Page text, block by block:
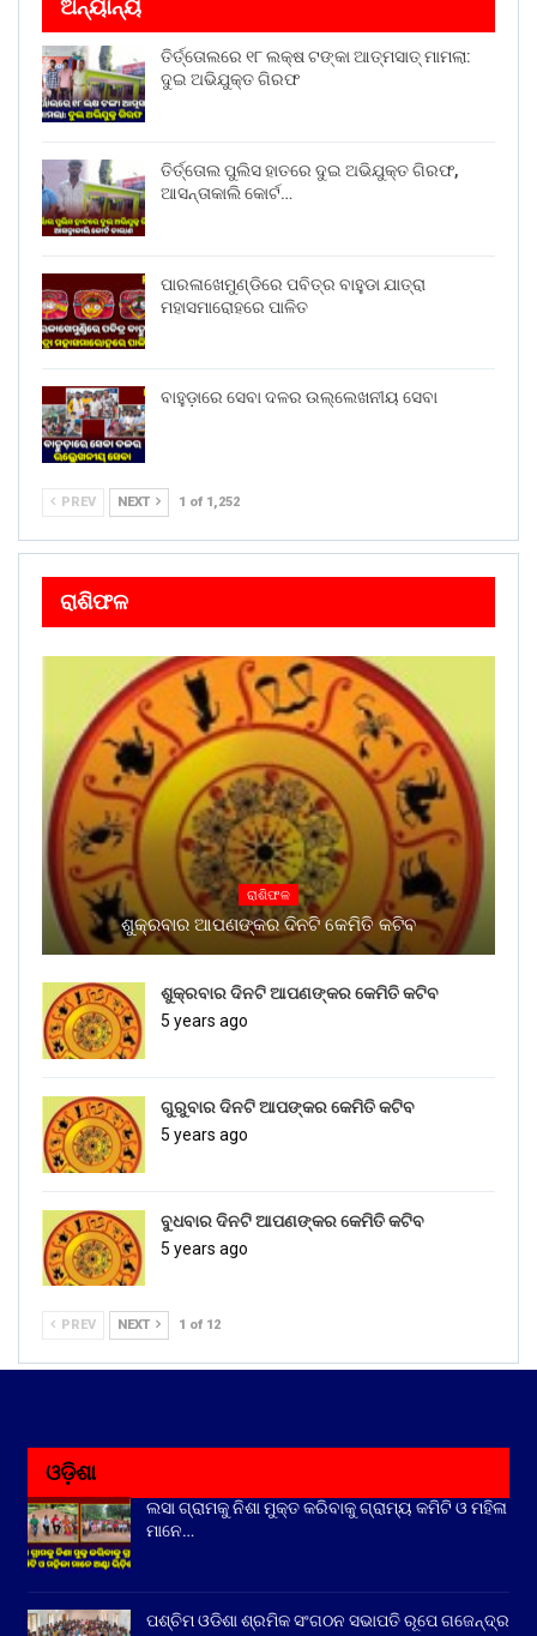
ଅନ୍ୟାନ୍ୟ
ତିର୍ତ୍ତୋଲରେ ୧୮ ଲକ୍ଷ ଟଙ୍କା ଆତ୍ମସାତ୍ ମାମଲା:
ଦୁଇ ଅଭିଯୁକ୍ତ ଗିରଫ
ତିର୍ତ୍ତୋଲ ପୁଲିସ ହାତରେ ଦୁଇ ଅଭିଯୁକ୍ତ ଗିରଫ,
ଆସନ୍ତାକାଲି କୋର୍ଟ…
ପାରଳାଖେମୁଣ୍ଡିରେ ପବିତ୍ର ବାହୁଡା ଯାତ୍ରା
ମହାସମାରୋହରେ ପାଳିତ
ବାହୁଡ଼ାରେ ସେବା ଦଳର ଉଲ୍ଲେଖନୀୟ ସେବା
PREV NEXT 1 of 1,252
ରାଶିଫଳ
ରାଶିଫଳ
ଶୁକ୍ରବାର ଆପଣଙ୍କର ଦିନଟି କେମିତି କଟିବ
ଶୁକ୍ରବାର ଦିନଟି ଆପଣଙ୍କର କେମିତି କଟିବ
5 years ago
ଗୁରୁବାର ଦିନଟି ଆପଙ୍କର କେମିତି କଟିବ
5 years ago
ବୁଧବାର ଦିନଟି ଆପଣଙ୍କର କେମିତି କଟିବ
5 years ago
PREV NEXT 1 of 12
ଓଡ଼ିଶା
ଲସା ଗ୍ରାମକୁ ନିଶା ମୁକ୍ତ କରିବାକୁ ଗ୍ରାମ୍ୟ କମିଟି ଓ ମହିଳା
ମାନେ…
ପଶ୍ଚିମ ଓଡିଶା ଶ୍ରମିକ ସଂଗଠନ ସଭାପତି ରୂପେ ଗଜେନ୍ଦ୍ର